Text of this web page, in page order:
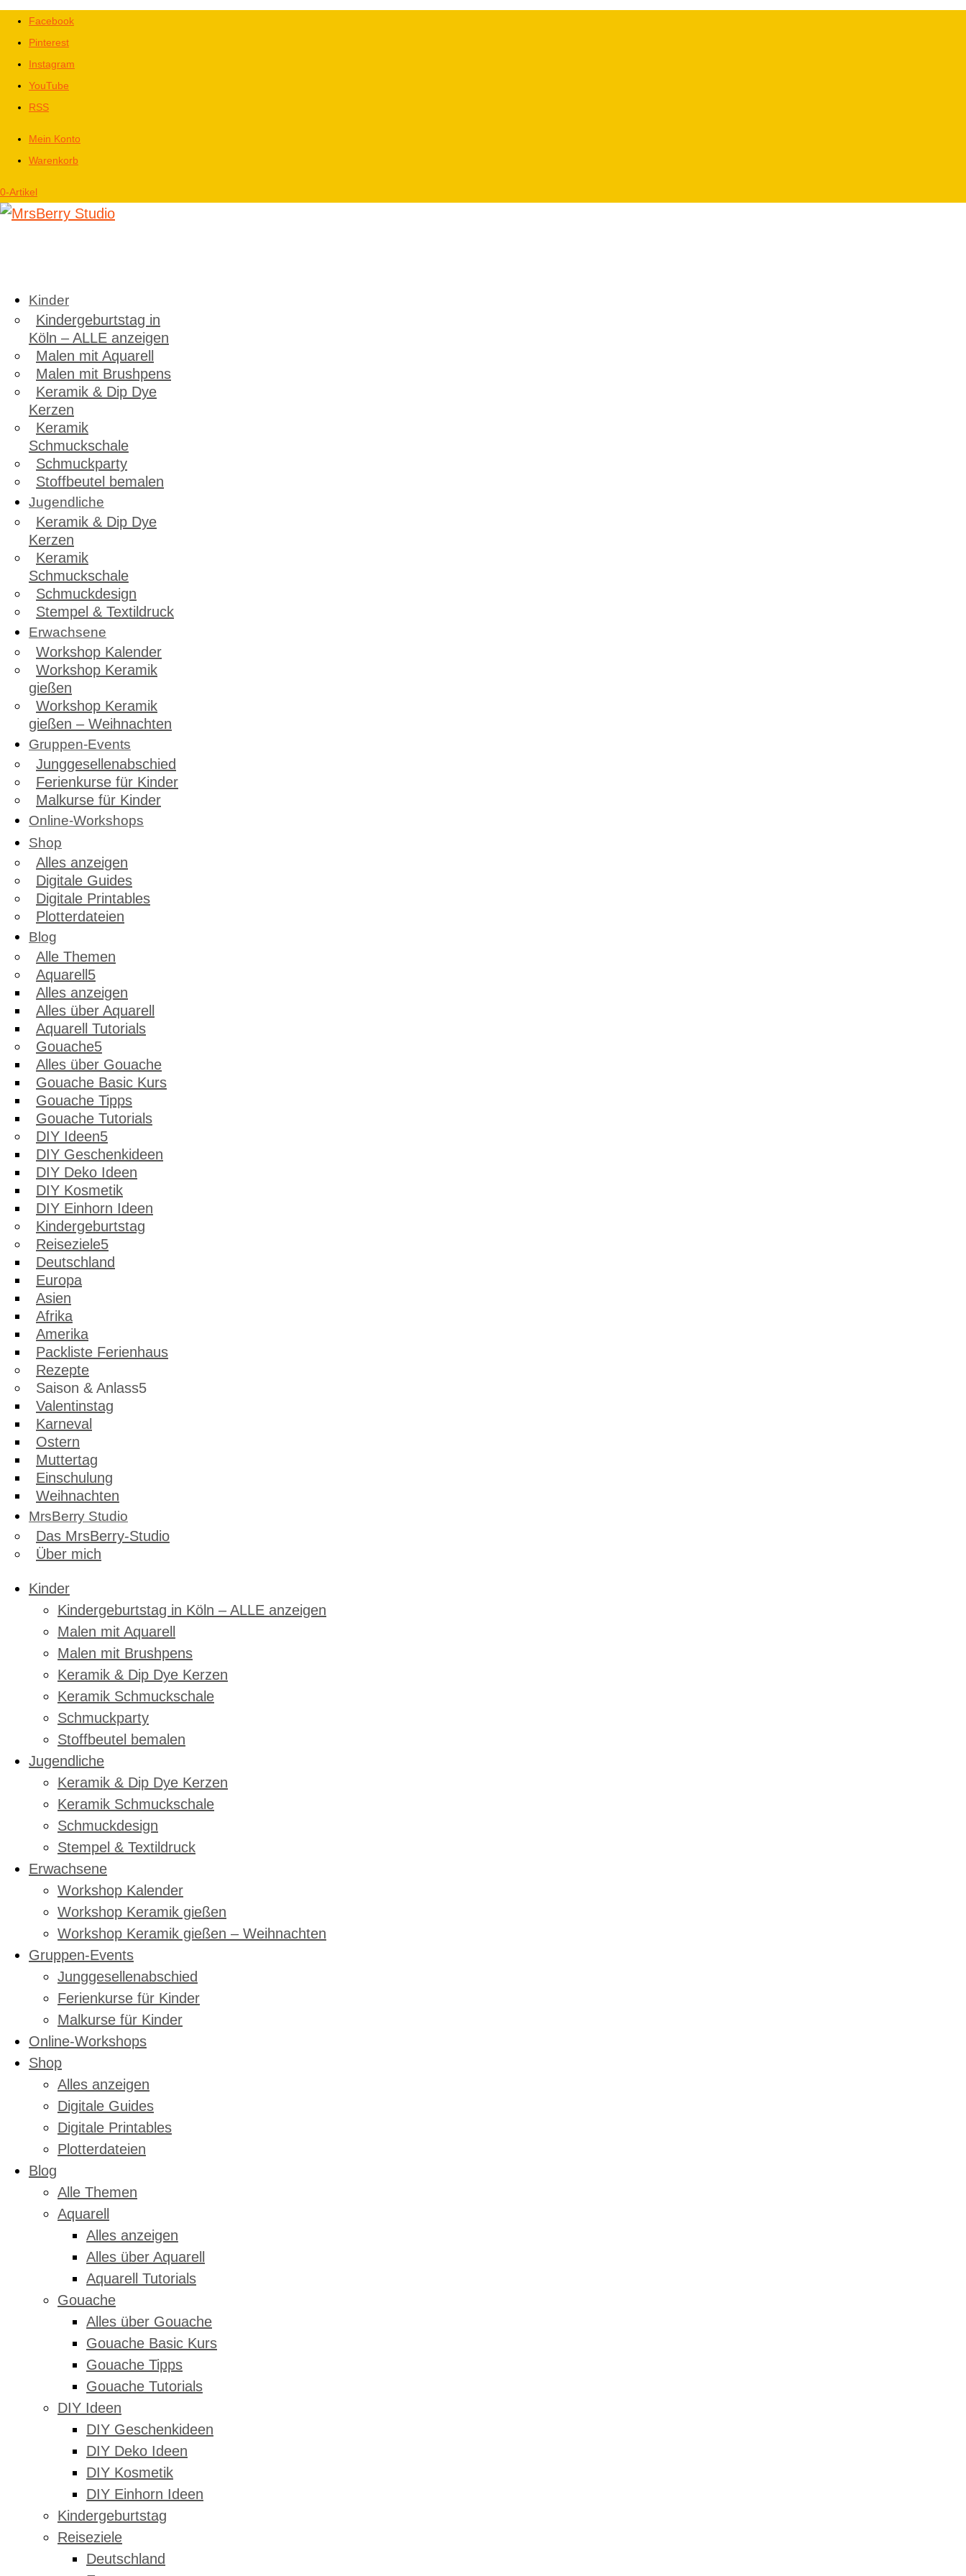
Facebook
Pinterest
Instagram
YouTube
RSS
Mein Konto
Warenkorb
0-Artikel
Kinder
Kindergeburtstag in
Köln – ALLE anzeigen
Malen mit Aquarell
Malen mit Brushpens
Keramik & Dip Dye
Kerzen
Keramik
Schmuckschale
Schmuckparty
Stoffbeutel bemalen
Jugendliche
Keramik & Dip Dye
Kerzen
Keramik
Schmuckschale
Schmuckdesign
Stempel & Textildruck
Erwachsene
Workshop Kalender
Workshop Keramik
gießen
Workshop Keramik
gießen – Weihnachten
Gruppen-Events
Junggesellenabschied
Ferienkurse für Kinder
Malkurse für Kinder
Online-Workshops
Shop
Alles anzeigen
Digitale Guides
Digitale Printables
Plotterdateien
Blog
Alle Themen
Aquarell
Alles anzeigen
Alles über Aquarell
Aquarell Tutorials
Gouache
Alles über Gouache
Gouache Basic Kurs
Gouache Tipps
Gouache Tutorials
DIY Ideen
DIY Geschenkideen
DIY Deko Ideen
DIY Kosmetik
DIY Einhorn Ideen
Kindergeburtstag
Reiseziele
Deutschland
Europa
Asien
Afrika
Amerika
Packliste Ferienhaus
Rezepte
Saison & Anlass
Valentinstag
Karneval
Ostern
Muttertag
Einschulung
Weihnachten
MrsBerry Studio
Das MrsBerry-Studio
Über mich
Kinder
Kindergeburtstag in Köln – ALLE anzeigen
Malen mit Aquarell
Malen mit Brushpens
Keramik & Dip Dye Kerzen
Keramik Schmuckschale
Schmuckparty
Stoffbeutel bemalen
Jugendliche
Keramik & Dip Dye Kerzen
Keramik Schmuckschale
Schmuckdesign
Stempel & Textildruck
Erwachsene
Workshop Kalender
Workshop Keramik gießen
Workshop Keramik gießen – Weihnachten
Gruppen-Events
Junggesellenabschied
Ferienkurse für Kinder
Malkurse für Kinder
Online-Workshops
Shop
Alles anzeigen
Digitale Guides
Digitale Printables
Plotterdateien
Blog
Alle Themen
Aquarell
Alles anzeigen
Alles über Aquarell
Aquarell Tutorials
Gouache
Alles über Gouache
Gouache Basic Kurs
Gouache Tipps
Gouache Tutorials
DIY Ideen
DIY Geschenkideen
DIY Deko Ideen
DIY Kosmetik
DIY Einhorn Ideen
Kindergeburtstag
Reiseziele
Deutschland